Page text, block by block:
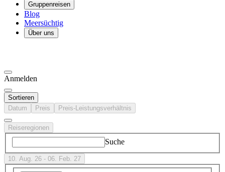
Gruppenreisen
Blog
Meersüchtig
Über uns
Anmelden
Sortieren
Datum
Preis Preis-Leistungsverhältnis
Reiseregionen
Suche
10. Aug. 26 - 06. Feb. 27